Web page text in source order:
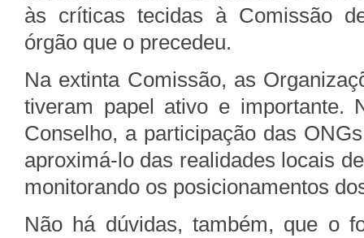
às críticas tecidas à Comissão
órgão que o precedeu.
Na extinta Comissão, as
tiveram papel ativo e importante.
Conselho, a participação das
aproximá-lo das realidades locais
monitorando os posicionamentos
Não há dúvidas, também, que o